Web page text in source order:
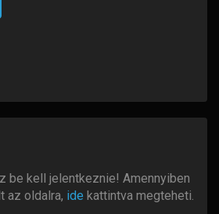
be kell jelentkeznie! Amennyiben
az oldalra, ide kattintva megteheti.